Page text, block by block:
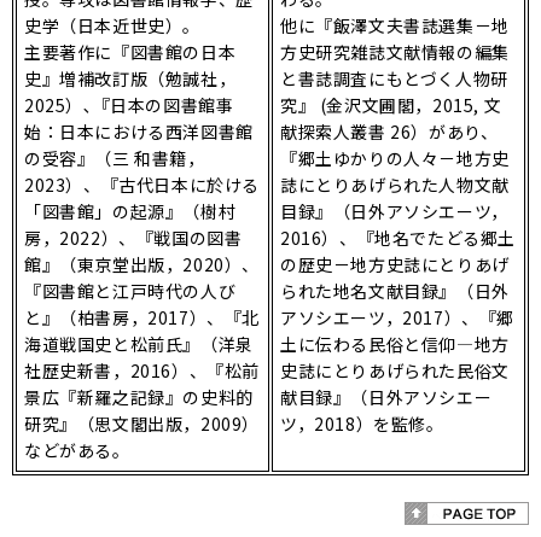
史学（日本近世史）。
主要著作に『図書館の日本
史』増補改訂版（勉誠社，
2025）､『日本の図書館事
始：日本における西洋図書館
の受容』（三 和書籍，
2023）、『古代日本に於ける
「図書館」の起源』（樹村
房，2022）、『戦国の図書
館』（東京堂出版，2020）、
『図書館と江戸時代の人び
と』（柏書房，2017）、『北
海道戦国史と松前氏』（洋泉
社歴史新書，2016）、『松前
景広『新羅之記録』の史料的
研究』（思文閣出版，2009）
などがある｡
他に『飯澤文夫書誌選集－地
方史研究雑誌文献情報の編集
と書誌調査にもとづく人物研
究』 (金沢文圃閣，2015, 文
献探索人叢書 26）があり、
『郷土ゆかりの人々－地方史
誌にとりあげられた人物文献
目録』（日外アソシエーツ，
2016）、『地名でたどる郷土
の歴史－地方史誌にとりあげ
られた地名文献目録』（日外
アソシエーツ，2017）、『郷
土に伝わる民俗と信仰―地方
史誌にとりあげられた民俗文
献目録』（日外アソシエー
ツ，2018）を監修。